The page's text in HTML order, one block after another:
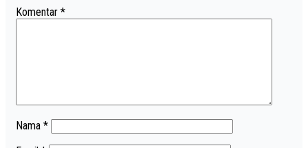
Komentar *
Nama *